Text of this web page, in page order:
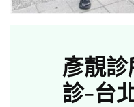
彥靚
診-台